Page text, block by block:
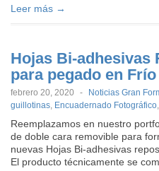
Leer más →
Hojas Bi-adhesivas
para pegado en Frío
febrero 20, 2020 - Noticias Gran
guillotinas, Encuadernado Fotográfico,
Reemplazamos en nuestro
de doble cara removible para
nuevas Hojas Bi-adhesivas
El producto técnicamente se